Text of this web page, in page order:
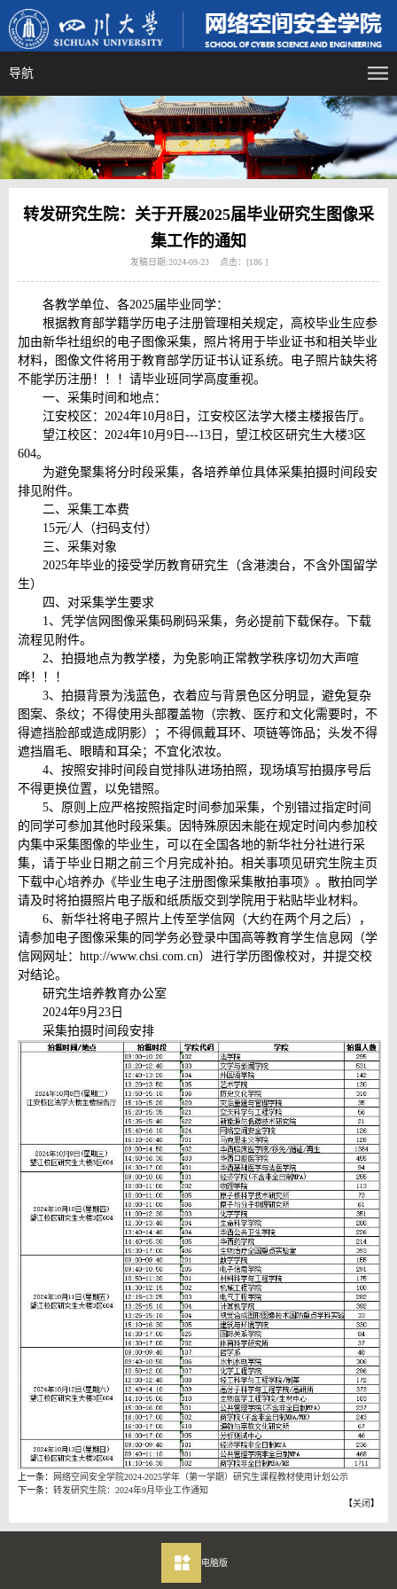
导航
转发研究生院：关于开展2025届毕业研究生图像采
集工作的通知
发稿日期:2024-09-23 点击：[186 ]
各教学单位、各2025届毕业同学：
根据教育部学籍学历电子注册管理相关规定，高校毕业生应参
加由新华社组织的电子图像采集，照片将用于毕业证书和相关毕业
材料，图像文件将用于教育部学历证书认证系统。电子照片缺失将
不能学历注册！！！请毕业班同学高度重视。
一、采集时间和地点：
江安校区：2024年10月8日，江安校区法学大楼主楼报告厅。
望江校区：2024年10月9日---13日，望江校区研究生大楼3区
604。
为避免聚集将分时段采集，各培养单位具体采集拍摄时间段安
排见附件。
二、采集工本费
15元/人（扫码支付）
三、采集对象
2025年毕业的接受学历教育研究生（含港澳台，不含外国留学
生）
四、对采集学生要求
1、凭学信网图像采集码刷码采集，务必提前下载保存。下载
流程见附件。
2、拍摄地点为教学楼，为免影响正常教学秩序切勿大声喧
哗！！！
3、拍摄背景为浅蓝色，衣着应与背景色区分明显，避免复杂
图案、条纹；不得使用头部覆盖物（宗教、医疗和文化需要时，不
得遮挡脸部或造成阴影）；不得佩戴耳环、项链等饰品；头发不得
遮挡眉毛、眼睛和耳朵；不宜化浓妆。
4、按照安排时间段自觉排队进场拍照，现场填写拍摄序号后
不得更换位置，以免错照。
5、原则上应严格按照指定时间参加采集，个别错过指定时间
的同学可参加其他时段采集。因特殊原因未能在规定时间内参加校
内集中采集图像的毕业生，可以在全国各地的新华社分社进行采
集，请于毕业日期之前三个月完成补拍。相关事项见研究生院主页
下载中心培养办《毕业生电子注册图像采集散拍事项》。散拍同学
请及时将拍摄照片电子版和纸质版交到学院用于粘贴毕业材料。
6、新华社将电子照片上传至学信网（大约在两个月之后），
请参加电子图像采集的同学务必登录中国高等教育学生信息网（学
信网网址：http://www.chsi.com.cn）进行学历图像校对，并提交校
对结论。
研究生培养教育办公室
2024年9月23日
采集拍摄时间段安排
上一条：
网络空间安全学院2024-2025学年（第一学期）研究生课程教材使用计划公示
下一条： 转发研究生院：2024年9月毕业工作通知
【关闭 】
电脑版